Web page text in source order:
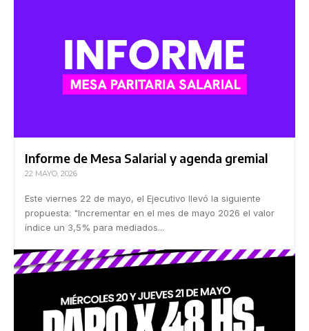
Informe de Mesa Salarial y agenda gremial
22 MAYO, 2026
Este viernes 22 de mayo, el Ejecutivo llevó la siguiente
propuesta: "Incrementar en el mes de mayo 2026 el valor
índice un 3,5% para mediados...